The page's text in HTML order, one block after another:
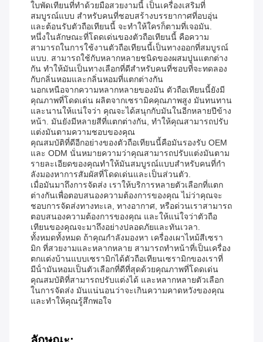
ใบพัดเทียนที่ทําด้วยมือสวยงามนี้ เป็นเครื่องเสริมที่
สมบูรณ์แบบ สําหรับคนที่ชอบสร้างบรรยากาศที่อบอุ่น
และต้อนรับตัวถือเทียนนี้ จะทําให้ใครก็ตามที่เจอมัน.
หนึ่งในลักษณะที่โดดเด่นของตัวถือเทียนนี้ คือความ
สามารถในการใช้งานตัวถือเทียนนี้เป็นทางออกที่สมบูรณ์
แบบ. สามารถใช้กับหลากหลายชนิดของผสมปูนแตกต่าง
กัน ทําให้มันเป็นทางเลือกที่ดีสําหรับคนที่ชอบที่จะทดลอง
กับกลิ่นหอมและกลิ่นหอมที่แตกต่างกัน
นอกเหนือจากความหลากหลายของมัน ตัวถือเทียนนี้ยังมี
คุณภาพที่โดดเด่น ผลิตจากเซรามิคคุณภาพสูง มันทนทาน
และนานให้แน่ใจว่า คุณจะได้สนุกกับมันในอีกหลายปีข้าง
หน้า. มันยังมีหลายสีที่แตกต่างกัน, ทําให้คุณสามารถปรับ
แต่งมันตามความชอบของคุณ
คุณสมบัติที่ดีอีกอย่างของตัวถือเทียนนี้คือมันรองรับ OEM
และ ODM นั่นหมายความว่าคุณสามารถปรับแต่งมันตาม
รายละเอียดของคุณทําให้มันสมบูรณ์แบบสําหรับคนที่กํา
ลังมองหาการสัมผัสที่โดดเด่นและเป็นส่วนตัว.
เมื่อมันมาถึงการจัดส่ง เราให้บริการหลายตัวเลือกที่แตก
ต่างกันเพื่อตอบสนองความต้องการของคุณ ไม่ว่าคุณจะ
ชอบการจัดส่งทางทะเล, ทางอากาศ, หรือด่วนเราสามารถ
ตอบสนองความต้องการของคุณ และให้แน่ใจว่าตัวถือ
เทียนของคุณจะมาถึงอย่างปลอดภัยและทันเวลา.
ทั้งหมดทั้งหมด ถ้าคุณกําลังมองหา เครื่องเผาไหม้สีเซรา
มิก ที่สวยงามและหลากหลาย สามารถทําหน้าที่เป็นเครื่อง
ตกแต่งบ้านแบบเซรามิกได้ตัวถือเทียนเซรามิกของเราที่
มีน้ํามันหอมเป็นตัวเลือกที่ดีที่สุดด้วยคุณภาพที่โดดเด่น
คุณสมบัติที่สามารถปรับแต่งได้ และหลากหลายตัวเลือก
ในการจัดส่ง มันแน่นอนว่าจะเกินความคาดหวังของคุณ
และทําให้คุณรู้สึกพอใจ